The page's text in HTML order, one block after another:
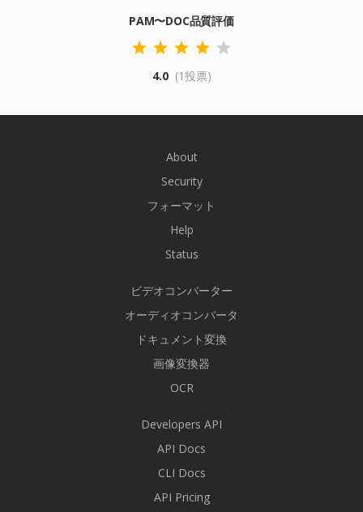
PAM〜DOC品質評価
4.0 (1投票)
About
Security
フォーマット
Help
Status
ビデオコンバーター
オーディオコンバータ
ドキュメント変換
画像変換器
OCR
Developers API
API Docs
CLI Docs
API Pricing